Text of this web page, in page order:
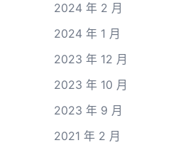
2024 年 2 月
2024 年 1 月
2023 年 12 月
2023 年 10 月
2023 年 9 月
2021 年 2 月